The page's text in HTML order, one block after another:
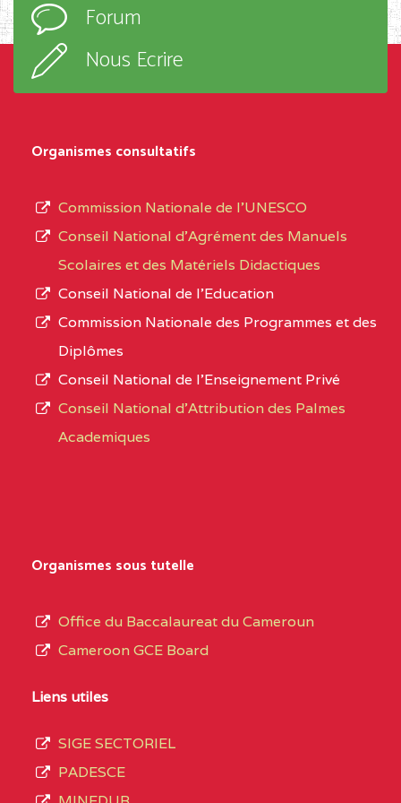
NORD
MERI
EXTREME-
NORD
CETIC DE LOULOU
0CN1TEFD101094115
EXTREME-
NORD
0EI1TEFD100495110
NORD
KOUSSERI
NORD
d’enseignement,
type
L’offre
d’éducation
de
du
de
septembre
Forum
Nous Ecrire
Organismes consultatifs
Commission Nationale de l’UNESCO
Conseil National d’Agrément des Manuels
Scolaires et des Matériels Didactiques
Conseil National de l’Education
Commission Nationale des Programmes et des
Diplômes
Conseil National de l’Enseignement Privé
Conseil National d'Attribution des Palmes
Academiques
Organismes sous tutelle
Office du Baccalaureat du Cameroun
Cameroon GCE Board
Liens utiles
SIGE SECTORIEL
PADESCE